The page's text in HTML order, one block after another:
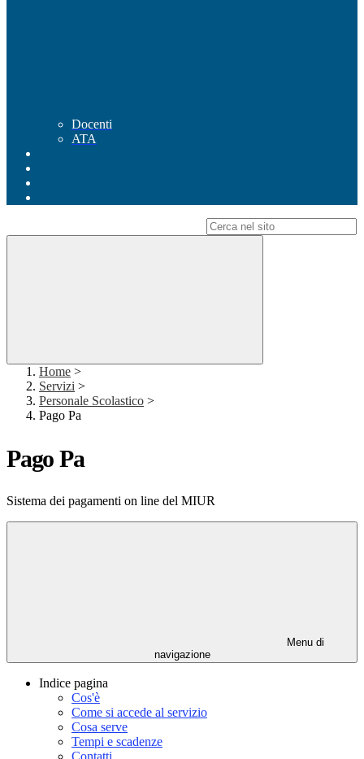
Docenti
ATA
Home >
Servizi >
Personale Scolastico >
Pago Pa
Pago Pa
Sistema dei pagamenti on line del MIUR
Menu di
navigazione
Indice pagina
Cos'è
Come si accede al servizio
Cosa serve
Tempi e scadenze
Contatti